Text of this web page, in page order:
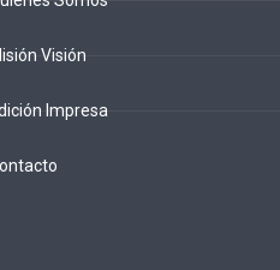
Visión
Impresa